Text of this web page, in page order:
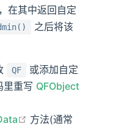
in new window
在其中返回自定
之后将该
QF
或添加自定
里重写 QFObject
open in new
方法(通常